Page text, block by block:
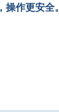
作更安全。